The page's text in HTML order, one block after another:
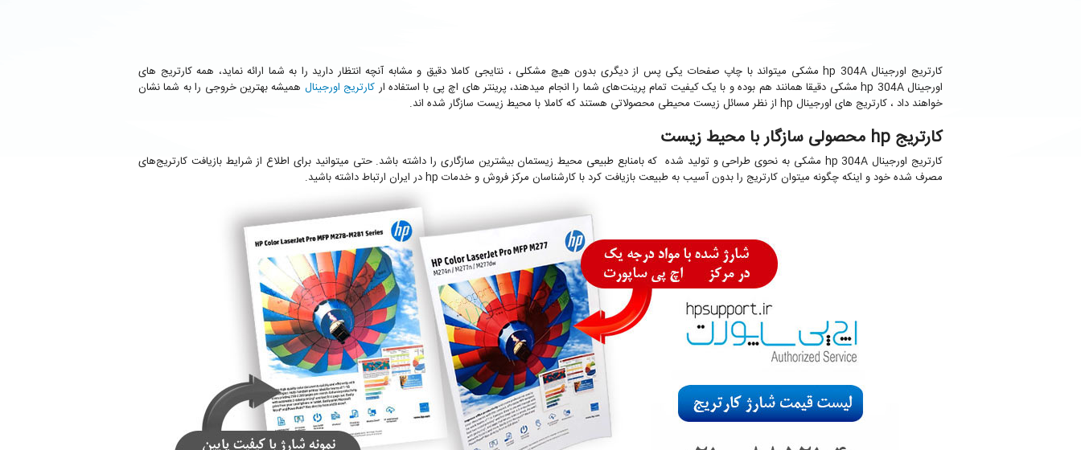
کارتریج اورجینال hp 304A مشکی میتواند با چاپ صفحات یکی پس از دیگری بدون هیچ مشکلی ، نتایجی کاملا دقیق و مشابه آنچه انتظار دارید را به شما ارائه نماید، همه کارتریج های
اورجینال hp 304A مشکی دقیقا همانند هم بوده و با یک کیفیت تمام پرینت‌های شما را انجام میدهند، پرینتر های اچ پی با استفاده ار
کارتریج اورجینال همیشه بهترین خروجی را به شما نشان
خواهند داد ، کارتریج های اورجینال hp از نظر مسائل زیست محیطی محصولاتی هستند که کاملا با محیط زیست سازگار شده اند.
کارتریج hp محصولی سازگار با محیط زیست
کارتریج اورجینال hp 304A مشکی به نحوی طراحی و تولید شده که بامنابع طبیعی محیط زیستمان بیشترین سازگاری را داشته باشد. حتی میتوانید برای اطلاع از شرایط بازیافت کارتریج‌های
مصرف شده خود و اینکه چگونه میتوان کارتریج را بدون آسیب به طبیعت بازیافت کرد با کارشناسان مرکز فروش و خدمات hp در ایران ارتباط داشته باشید.